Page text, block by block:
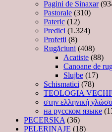
Pagini de Sinaxar
Pastorale (310)
Pateric (12)
Predici (1.324)
Profetii (8)
Rugăciuni (408)
Acatiste (88)
Canoane de
Slujbe (17)
Schismatici (78)
TEOLOGIA
στην ελληνική
на русском языке
PECERSKA (36)
PELERINAJE (18)